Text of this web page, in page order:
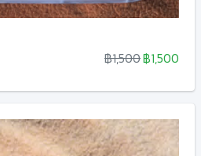
฿1,500฿1,500